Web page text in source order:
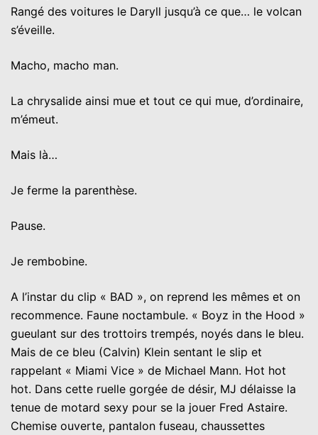
Rangé des voitures le Daryll jusqu’à ce que… le volcan
s’éveille.
Macho, macho man.
La chrysalide ainsi mue et tout ce qui mue, d’ordinaire,
m’émeut.
Mais là…
Je ferme la parenthèse.
Pause.
Je rembobine.
A l’instar du clip « BAD », on reprend les mêmes et on
recommence. Faune noctambule. « Boyz in the Hood »
gueulant sur des trottoirs trempés, noyés dans le bleu.
Mais de ce bleu (Calvin) Klein sentant le slip et
rappelant « Miami Vice » de Michael Mann. Hot hot
hot. Dans cette ruelle gorgée de désir, MJ délaisse la
tenue de motard sexy pour se la jouer Fred Astaire.
Chemise ouverte, pantalon fuseau, chaussettes